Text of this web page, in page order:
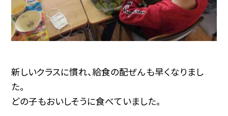
新しいクラスに慣れ、給食の配ぜんも早くなりまし
た。
どの子もおいしそうに食べていました。